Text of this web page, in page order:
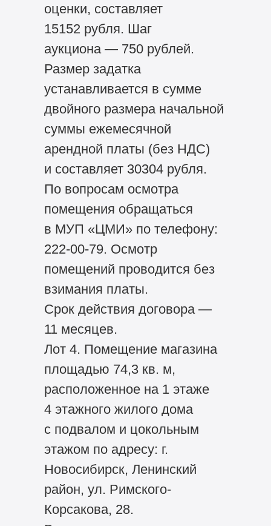
оценки, составляет
15152 рубля. Шаг
аукциона — 750 рублей.
Размер задатка
устанавливается в сумме
двойного размера начальной
суммы ежемесячной
арендной платы (без НДС)
и составляет 30304 рубля.
По вопросам осмотра
помещения обращаться
в МУП «ЦМИ» по телефону:
222-00-79. Осмотр
помещений проводится без
взимания платы.
Срок действия договора —
11 месяцев.
Лот 4. Помещение магазина
площадью 74,3 кв. м,
расположенное на 1 этаже
4 этажного жилого дома
с подвалом и цокольным
этажом по адресу: г.
Новосибирск, Ленинский
район, ул. Римского-
Корсакова, 28.